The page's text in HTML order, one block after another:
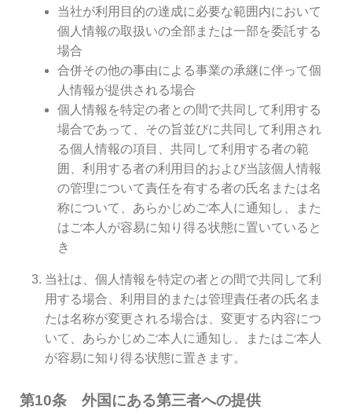
当社が利用目的の達成に必要な範囲内において
個人情報の取扱いの全部または一部を委託する
場合
合併その他の事由による事業の承継に伴って個
人情報が提供される場合
個人情報を特定の者との間で共同して利用する
場合であって、その旨並びに共同して利用され
る個人情報の項目、共同して利用する者の範
囲、利用する者の利用目的および当該個人情報
の管理について責任を有する者の氏名または名
称について、あらかじめご本人に通知し、また
はご本人が容易に知り得る状態に置いていると
き
当社は、個人情報を特定の者との間で共同して利
用する場合、利用目的または管理責任者の氏名ま
たは名称が変更される場合は、変更する内容につ
いて、あらかじめご本人に通知し、またはご本人
が容易に知り得る状態に置きます。
第10条 外国にある第三者への提供